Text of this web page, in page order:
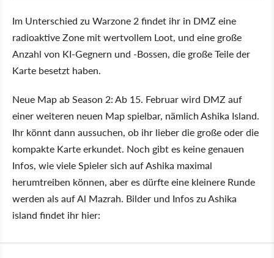
Im Unterschied zu Warzone 2 findet ihr in DMZ eine
radioaktive Zone mit wertvollem Loot, und eine große
Anzahl von KI-Gegnern und -Bossen, die große Teile der
Karte besetzt haben.
Neue Map ab Season 2: Ab 15. Februar wird DMZ auf
einer weiteren neuen Map spielbar, nämlich Ashika Island.
Ihr könnt dann aussuchen, ob ihr lieber die große oder die
kompakte Karte erkundet. Noch gibt es keine genauen
Infos, wie viele Spieler sich auf Ashika maximal
herumtreiben können, aber es dürfte eine kleinere Runde
werden als auf Al Mazrah. Bilder und Infos zu Ashika
island findet ihr hier: